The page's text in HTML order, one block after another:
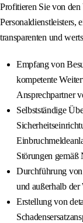
Profitieren Sie von
Personaldienstleisters,
transparenten und
Empfang von
kompetente
Ansprechpartner
Selbstständige
Störungen gemäß
Durchführung
und außerhalb
Erstellung von